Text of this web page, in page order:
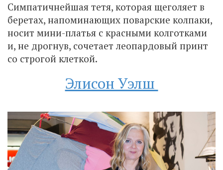
Симпатичнейшая тетя, которая щеголяет в
беретах, напоминающих поварские колпаки,
носит мини-платья с красными колготками
и, не дрогнув, сочетает леопардовый принт
со строгой клеткой.
Элисон Уэлш